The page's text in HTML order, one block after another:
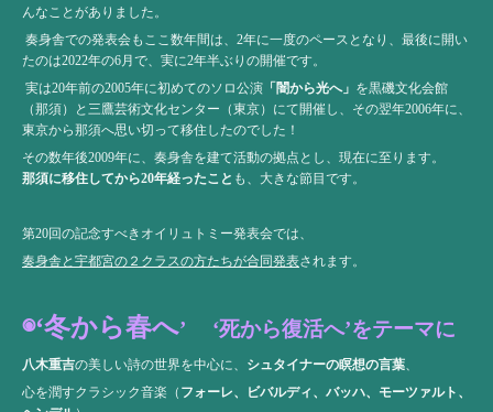
んなことがありました。
奏身舎での発表会もここ数年間は、2年に一度のペースとなり、最後に開い
たのは2022年の6月で、実に2年半ぶりの開催です。
実は20年前の2005年に初めてのソロ公演 「闇から光へ」 を黒磯文化会館
（那須）と三鷹芸術文化センター（東京）にて開催し、その翌年2006年に、
東京から那須へ思い切って移住したのでした！
その数年後2009年に、奏身舎を建て活動の拠点とし、現在に至ります。
那須に移住してから20年経ったこと も、大きな節目です。
第20回の記念すべきオイリュトミー発表会では、
奏身舎と宇都宮の２クラスの方たちが合同発表されます。
◉‘冬から春へ’ ‘死から復活へ’をテーマに
八木重吉の美しい詩の世界を中心に、 シュタイナーの瞑想の言葉
心を潤すクラシック音楽（ フォーレ、ビバルディ、バッハ、モーツァルト、